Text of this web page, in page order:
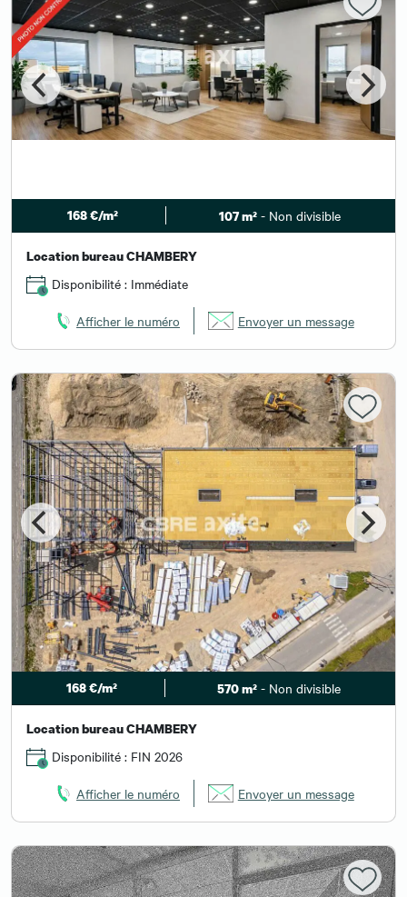
168 €/m² 107 m²- Non divisible
Location bureau CHAMBERY
Disponibilité : Immédiate
Afficher le numéro Envoyer un message
168 €/m² 570 m² - Non divisible
Location bureau CHAMBERY
Disponibilité : FIN 2026
Afficher le numéro Envoyer un message